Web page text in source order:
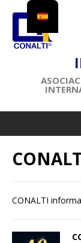
CONALTI informa